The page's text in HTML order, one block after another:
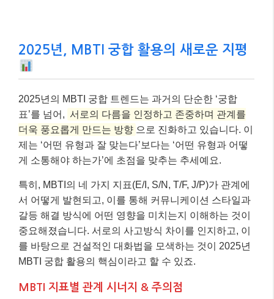
2025년, MBTI 궁합 활용의 새로운 지평
2025년의 MBTI 궁합 트렌드는 과거의 단순한 ‘궁합
표’를 넘어, 서로의 다름을 인정하고 존중하며 관계를
더욱 풍요롭게 만드는 방향 으로 진화하고 있습니다. 이
제는 ‘어떤 유형과 잘 맞는다’보다는 ‘어떤 유형과 어떻
게 소통해야 하는가’에 초점을 맞추는 추세예요.
특히, MBTI의 네 가지 지표(E/I, S/N, T/F, J/P)가 관계에
서 어떻게 발현되고, 이를 통해 커뮤니케이션 스타일과
갈등 해결 방식에 어떤 영향을 미치는지 이해하는 것이
중요해졌습니다. 서로의 사고방식 차이를 인지하고, 이
를 바탕으로 건설적인 대화법을 모색하는 것이 2025년
MBTI 궁합 활용의 핵심이라고 할 수 있죠.
MBTI 지표별 관계 시너지 & 주의점